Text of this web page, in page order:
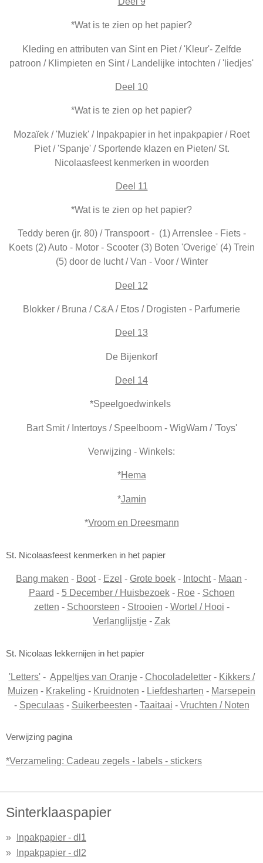
*Wat is te zien op het papier?
Kleding en attributen van Sint en Piet / 'Kleur'- Zelfde
patroon / Klimpieten en Sint / Landelijke intochten / 'liedjes'
Deel 10
*Wat is te zien op het papier?
Mozaïek / 'Muziek' / Inpakpapier in het inpakpapier / Roet
Piet / 'Spanje' / Sportende klazen en Pieten/ St.
Nicolaasfeest kenmerken in woorden
Deel 11
*Wat is te zien op het papier?
Teddy beren (jr. 80) / Transpoort - (1) Arrenslee - Fiets -
Koets (2) Auto - Motor - Scooter (3) Boten 'Overige' (4) Trein
(5) door de lucht / Van - Voor / Winter
Deel 12
Blokker / Bruna / C&A / Etos / Drogisten - Parfumerie
Deel 13
De Bijenkorf
Deel 14
*Speelgoedwinkels
Bart Smit / Intertoys / Speelboom - WigWam / 'Toys'
Verwijzing - Winkels:
*Hema
*Jamin
*Vroom en Dreesmann
St. Nicolaasfeest kenmerken in het papier
Bang maken - Boot- Ezel - Grote boek - Intocht- Maan -
Paard - 5 December / Huisbezoek- Roe - Schoen
zetten - Schoorsteen - Strooien - Wortel / Hooi -
Verlanglijstje - Zak
St. Nicolaas lekkernijen in het papier
'Letters'- Appeltjes van Oranje - Chocoladeletter- Kikkers /
Muizen - Krakeling - Kruidnoten - Liefdesharten - Marsepein
- Speculaas- Suikerbeesten - Taaitaai - Vruchten / Noten
Verwijzing pagina
*Verzameling: Cadeau zegels - labels - stickers
Sinterklaaspapier
Inpakpapier - dl1
Inpakpapier - dl2